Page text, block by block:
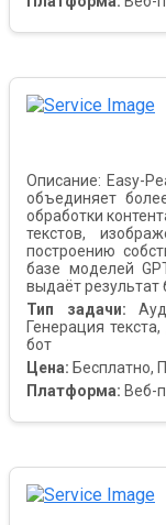
Описание: Easy-
объединяет
обработки
текстов,
построению
базе моделей
выдаёт результат
Тип задачи:
Генерация
бот
Цена: Бесплатно,
Платформа: Веб-